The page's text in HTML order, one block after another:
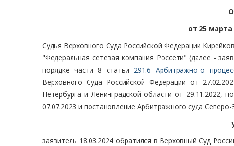
от 25 марта
Судья Верховного Суда Российской Федерации
"Федеральная сетевая компания Россети" (далее -
порядке части 8 статьи 291.6 Арбитражного
Верховного Суда Российской Федерации от
Петербурга и Ленинградской области от 29.11.2022,
07.07.2023 и постановление Арбитражного суда
заявитель 18.03.2024 обратился в Верховный Суд